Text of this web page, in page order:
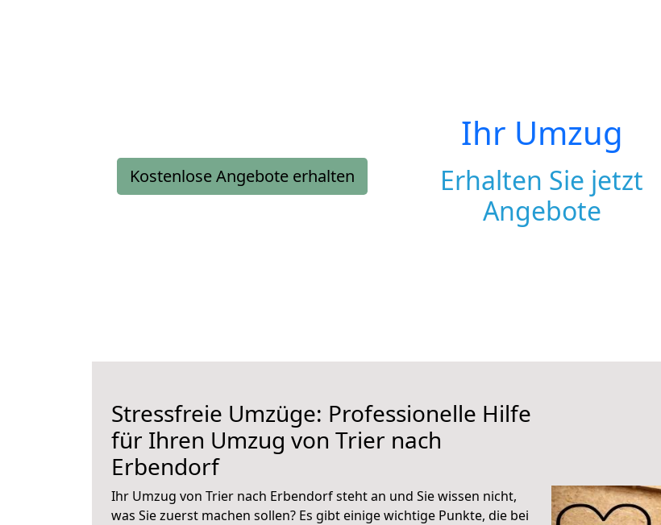
Kostenlose Angebote erhalten
Ihr Umzug
Erhalten Sie jetzt
Angebote
Stressfreie Umzüge: Professionelle Hilfe
für Ihren Umzug von Trier nach
Erbendorf
Ihr Umzug von Trier nach Erbendorf steht an und Sie wissen nicht,
was Sie zuerst machen sollen? Es gibt einige wichtige Punkte, die bei